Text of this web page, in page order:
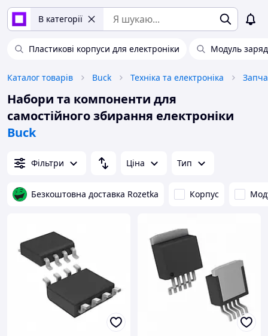
В категорії
Пластикові корпуси для електроніки Модуль
Каталог товарів Buck Техніка та електроніка
Набори та компоненти для
самостійного збирання електроніки
Buck
Фільтри Ціна Тип
Безкоштовна доставка Rozetka Корпус